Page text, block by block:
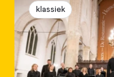
klassiek